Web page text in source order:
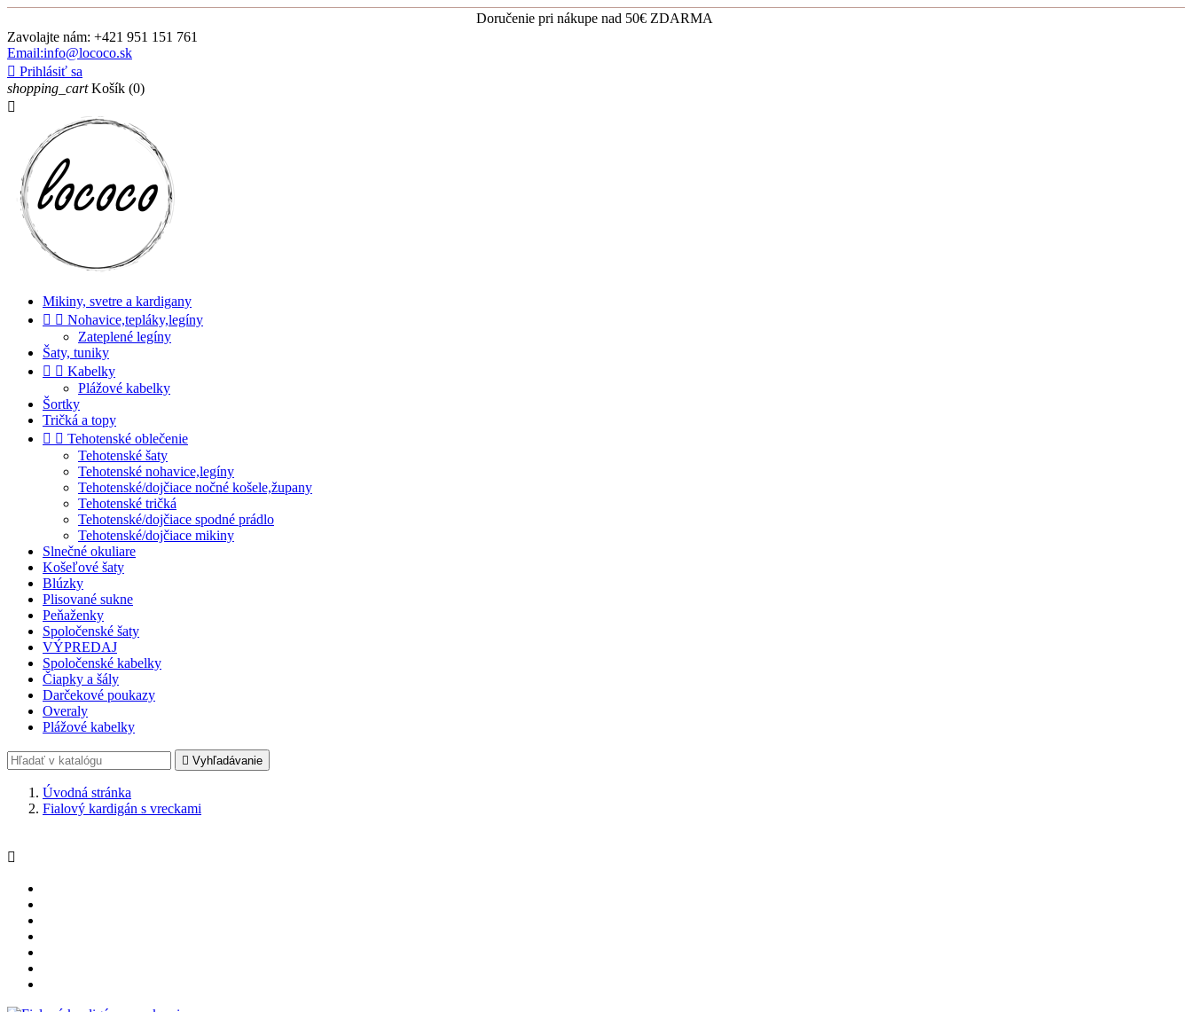
Doručenie pri nákupe nad 50€ ZDARMA
Zavolajte nám: +421 951 151 761
Email:info@lococo.sk
 Prihlásiť sa
shopping_cart Košík (0)

Mikiny, svetre a kardigany
  Nohavice,tepláky,legíny
Zateplené legíny
Šaty, tuniky
  Kabelky
Plážové kabelky
Šortky
Tričká a topy
  Tehotenské oblečenie
Tehotenské šaty
Tehotenské nohavice,legíny
Tehotenské/dojčiace nočné košele,župany
Tehotenské tričká
Tehotenské/dojčiace spodné prádlo
Tehotenské/dojčiace mikiny
Slnečné okuliare
Košeľové šaty
Blúzky
Plisované sukne
Peňaženky
Spoločenské šaty
VÝPREDAJ
Spoločenské kabelky
Čiapky a šály
Darčekové poukazy
Overaly
Plážové kabelky
 Vyhľadávanie
Úvodná stránka
Fialový kardigán s vreckami
